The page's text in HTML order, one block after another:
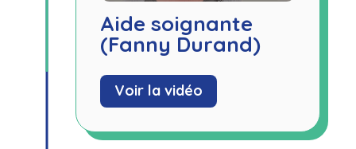
Aide soignante
(Fanny Durand)
Voir la vidéo